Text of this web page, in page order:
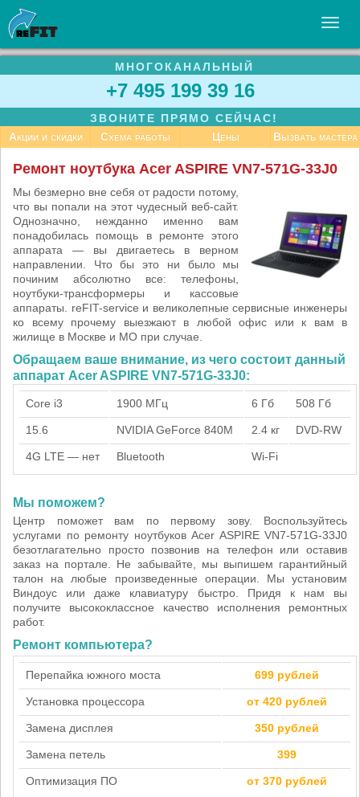
УСЛУГИ
БИЗНЕСУ
СТАТЬИ
МНОГОКАНАЛЬНЫЙ
+7 495 199 39 16
ЗВОНИТЕ ПРЯМО СЕЙЧАС!
Акции и скидки
Схема работы Цены Вызвать мастера
Ремонт ноутбука Acer ASPIRE VN7-571G-33J0
Мы безмерно вне себя от радости потому,
что вы попали на этот чудесный веб-сайт.
Однозначно, нежданно именно вам
понадобилась помощь в ремонте этого
аппарата — вы двигаетесь в верном
направлении. Что бы это ни было мы
починим абсолютно все: телефоны,
ноутбуки-трансформеры и кассовые
аппараты. reFIT-service и великолепные сервисные инженеры
ко всему прочему выезжают в любой офис или к вам в
жилище в Москве и МО при случае.
Обращаем ваше внимание, из чего состоит данный
аппарат Acer ASPIRE VN7-571G-33J0:
Core i3 1900 МГц 6 Гб 508 Гб
15.6 NVIDIA GeForce 840M 2.4 кг DVD-RW
4G LTE — нет Bluetooth Wi-Fi
Мы поможем?
Центр поможет вам по первому зову. Воспользуйтесь
услугами по ремонту ноутбуков Acer ASPIRE VN7-571G-33J0
безотлагательно просто позвонив на телефон или оставив
заказ на портале. Не забывайте, мы выпишем гарантийный
талон на любые произведенные операции. Мы установим
Виндоус или даже клавиатуру быстро. Придя к нам вы
получите высококлассное качество исполнения ремонтных
работ.
Ремонт компьютера?
Перепайка южного моста 699 рублей
Установка процессора от 420 рублей
Замена дисплея 350 рублей
Замена петель 399
Оптимизация ПО от 370 рублей